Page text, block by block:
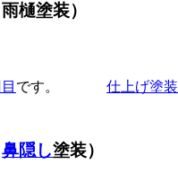
雨樋塗装）
です。 仕上げ塗
鼻隠し塗装）